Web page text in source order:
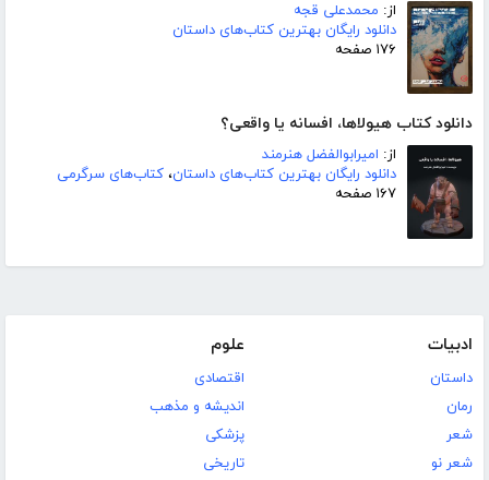
از: محمدعلی قجه
دانلود رایگان بهترین کتاب‌های داستان
۱۷۶ صفحه
دانلود کتاب هیولاها، افسانه یا واقعی؟
از: امیرابوالفضل هنرمند
دانلود رایگان بهترین کتاب‌های داستان، کتاب‌های سرگرمی
۱۶۷ صفحه
ادبیات
داستان
رمان
شعر
شعر نو
علوم
اقتصادی
اندیشه و مذهب
پزشکی
تاریخی